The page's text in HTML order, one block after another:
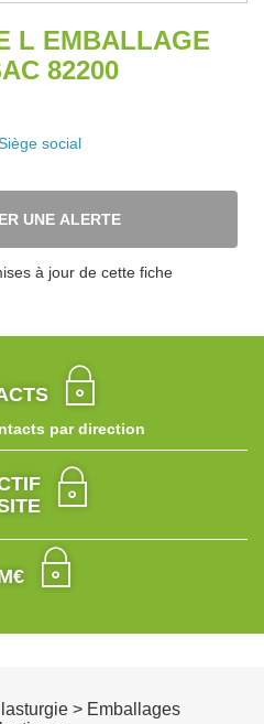
L EMBALLAGE
82200
social
UNE ALERTE
à jour de cette fiche
par direction
> Emballages